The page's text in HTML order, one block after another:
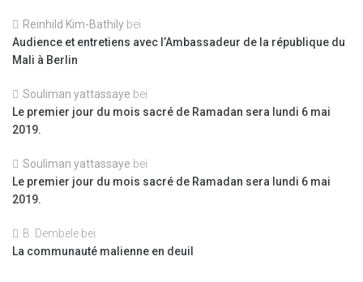
Reinhild Kim-Bathily bei
Audience et entretiens avec l’Ambassadeur de la république du
Mali à Berlin
Souliman yattassaye bei
Le premier jour du mois sacré de Ramadan sera lundi 6 mai
2019.
Souliman yattassaye bei
Le premier jour du mois sacré de Ramadan sera lundi 6 mai
2019.
B. Dembele bei
La communauté malienne en deuil